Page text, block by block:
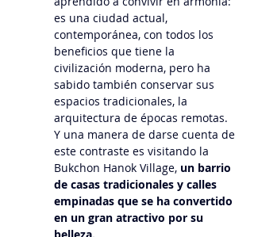
es una ciudad actual,
contemporánea, con todos los
beneficios que tiene la
civilización moderna, pero ha
sabido también conservar sus
espacios tradicionales, la
arquitectura de épocas remotas.
Y una manera de darse cuenta de
este contraste es visitando la
Bukchon Hanok Village, un barrio
de casas tradicionales y calles
empinadas que se ha convertido
en un gran atractivo por su
belleza.